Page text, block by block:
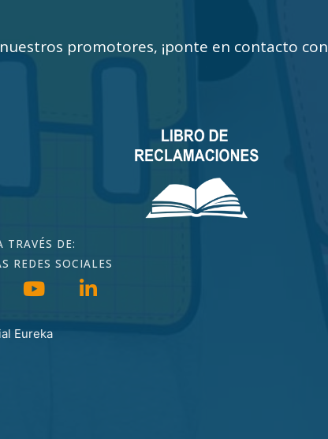
promotores, ¡ponte en contacto con
TRAVÉS DE:
REDES SOCIALES
Eureka